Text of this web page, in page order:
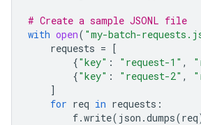
# Create a sample JSONL file
with open( "my-batch-
requests = [
{"key" : "request-1" ,
{"key" : "request-2" ,
]
for req in requests :
f.write( json .dumps(req